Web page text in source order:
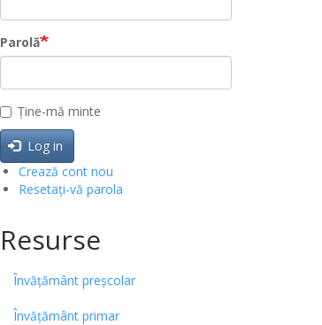
Parolă
Ține-mă minte
Log in
Crează cont nou
Resetați-vă parola
Resurse
Învățământ preșcolar
Învățământ primar